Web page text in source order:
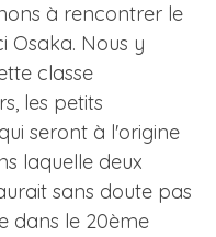
à rencontrer le
Osaka. Nous y
classe
les petits
seront à l'origine
laquelle deux
sans doute pas
dans le 20ème